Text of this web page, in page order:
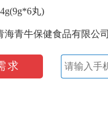
丸)
海青牛保健食品有限公司
求